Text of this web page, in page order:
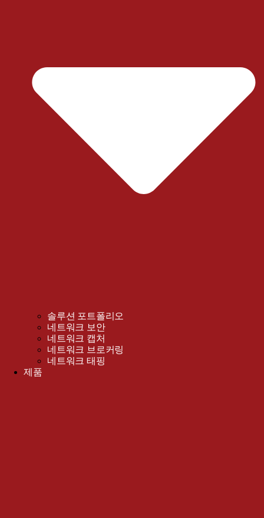
솔루션 포트폴리오
네트워크 보안
네트워크 캡처
네트워크 브로커링
네트워크 태핑
제품